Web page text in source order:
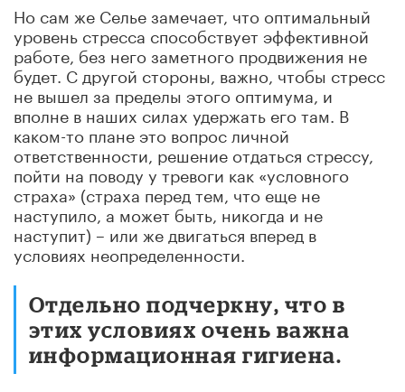
Но сам же Селье замечает, что оптимальный
уровень стресса способствует эффективной
работе, без него заметного продвижения не
будет. С другой стороны, важно, чтобы стресс
не вышел за пределы этого оптимума, и
вполне в наших силах удержать его там. В
каком-то плане это вопрос личной
ответственности, решение отдаться стрессу,
пойти на поводу у тревоги как «условного
страха» (страха перед тем, что еще не
наступило, а может быть, никогда и не
наступит) – или же двигаться вперед в
условиях неопределенности.
Отдельно подчеркну, что в
этих условиях очень важна
информационная гигиена.